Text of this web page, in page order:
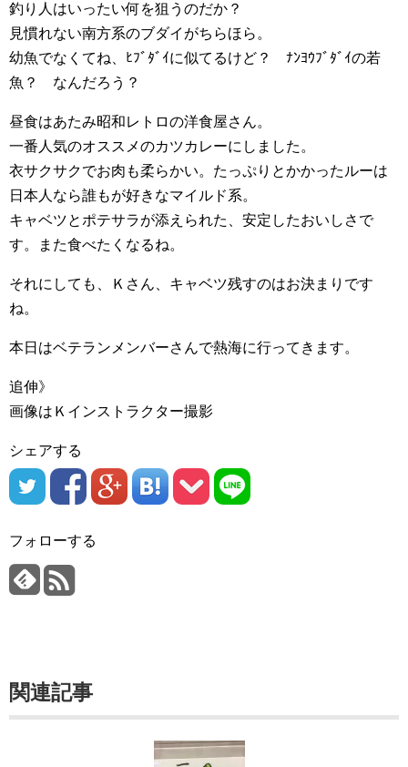
釣り人はいったい何を狙うのだか？
見慣れない南方系のブダイがちらほら。
幼魚でなくてね、ﾋﾌﾞﾀﾞｲに似てるけど？ ﾅﾝﾖｳﾌﾞﾀﾞｲの若
魚？ なんだろう？
昼食はあたみ昭和レトロの洋食屋さん。
一番人気のオススメのカツカレーにしました。
衣サクサクでお肉も柔らかい。たっぷりとかかったルーは
日本人なら誰もが好きなマイルド系。
キャベツとポテサラが添えられた、安定したおいしさで
す。また食べたくなるね。
それにしても、Ｋさん、キャベツ残すのはお決まりです
ね。
本日はベテランメンバーさんで熱海に行ってきます。
追伸》
画像はＫインストラクター撮影
シェアする
フォローする
関連記事